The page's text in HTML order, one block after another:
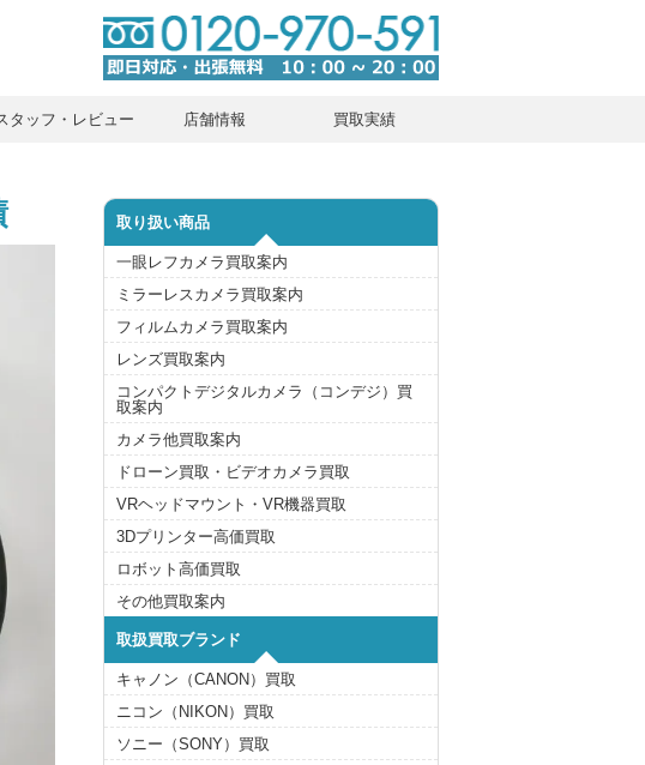
タッフ・レビュー 店舗情報 買取実績
取り扱い商品
一眼レフカメラ買取案内
ミラーレスカメラ買取案内
フィルムカメラ買取案内
レンズ買取案内
コンパクトデジタルカメラ（コンデジ）買
取案内
カメラ他買取案内
ドローン買取・ビデオカメラ買取
VRヘッドマウント・VR機器買取
3Dプリンター高価買取
ロボット高価買取
その他買取案内
取扱買取ブランド
キャノン（CANON）買取
ニコン（NIKON）買取
ソニー（SONY）買取